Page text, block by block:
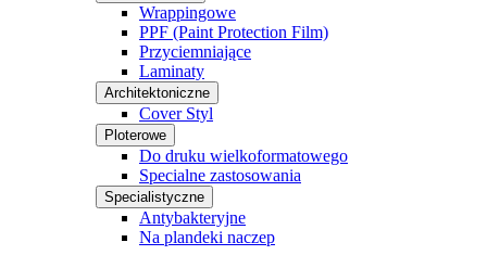
Wrappingowe
PPF (Paint Protection Film)
Przyciemniające
Laminaty
Architektoniczne
Cover Styl
Ploterowe
Do druku wielkoformatowego
Specialne zastosowania
Specialistyczne
Antybakteryjne
Na plandeki naczep